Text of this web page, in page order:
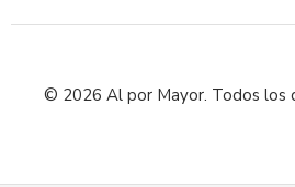
© 2026 Al por Mayor. Todos los